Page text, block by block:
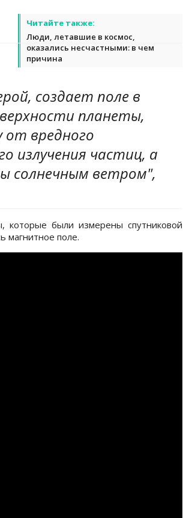
Читайте также:
Люди, летавшие в космос,
оказались несчастными: в чем
причина
создает поле в
планеты,
вредного
излучения частиц, а
солнечным ветром",
которые были измерены спутниковой
магнитное поле.